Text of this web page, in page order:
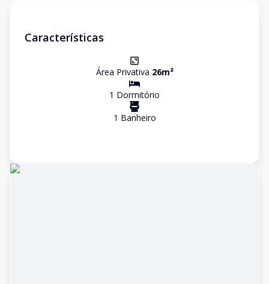
Características
Área Privativa 26m²
1 Dormitório
1 Banheiro